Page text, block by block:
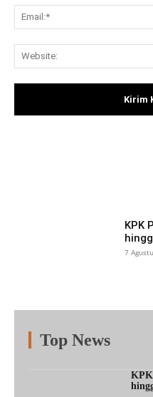
KPK
7
Top News